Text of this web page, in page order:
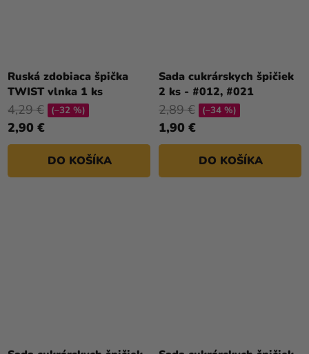
Ruská zdobiaca špička
TWIST vlnka 1 ks
2,90 €
4,29 € (–32 %)
DO KOŠÍKA
Sada cukrárskych špičiek
2 ks - #012, #021
1,90 €
2,89 € (–34 %)
DO KOŠÍKA